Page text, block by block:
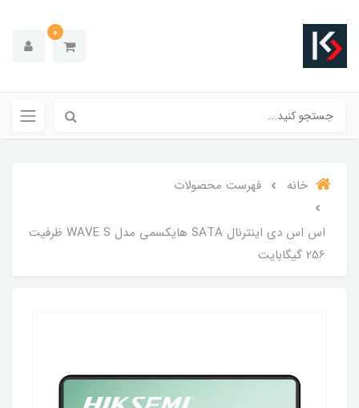
0
خانه فهرست محصولات
اس اس دی اینترنال SATA هایکسمی مدل WAVE S ظرفیت
256 گیگابایت